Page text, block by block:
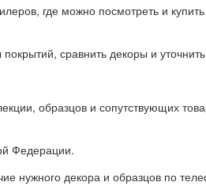
где можно посмотреть и
сравнить декоры и
образцов и сопутствующих
Федерации.
нужного декора и образцов по